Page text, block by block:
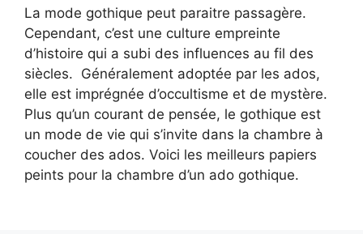
La mode gothique peut paraitre passagère.
Cependant, c’est une culture empreinte
d’histoire qui a subi des influences au fil des
siècles. Généralement adoptée par les ados,
elle est imprégnée d’occultisme et de mystère.
Plus qu’un courant de pensée, le gothique est
un mode de vie qui s’invite dans la chambre à
coucher des ados. Voici les meilleurs papiers
peints pour la chambre d’un ado gothique.